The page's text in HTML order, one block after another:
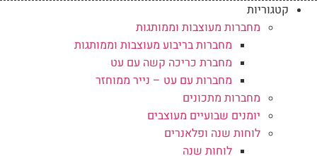
קטגוריות
מחברות מעוצבות וממותגות
מחברות בריבוע מעוצבות וממותגות
מחברת כריכה קשה עם עט
מחברות עם עט – נייר ממוחזר
מחברות מתכונים
יומנים שבועיים מעוצבים
לוחות שנה ופלאנרים
לוחות שנה